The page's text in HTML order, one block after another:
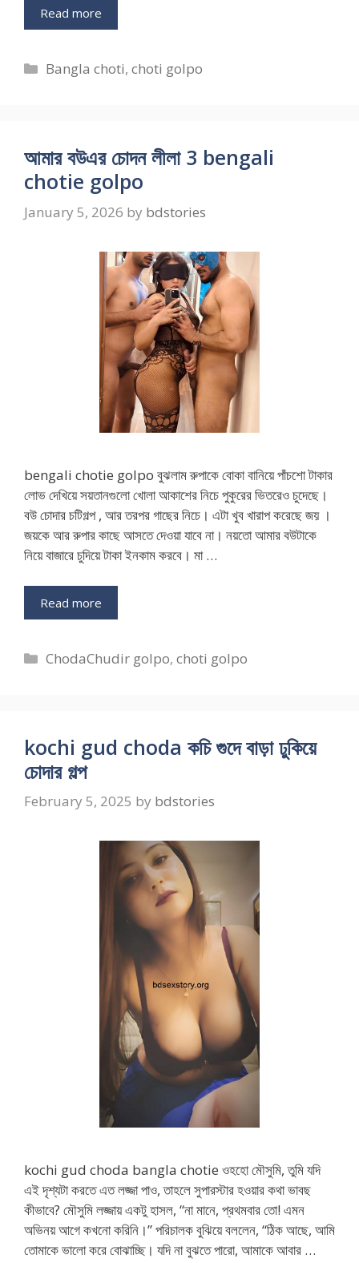
Read more
Categories
Bangla choti,choti golpo
আমার বউএর চোদন লীলা 3 bengali
chotie golpo
January 5, 2026 by bdstories
bengali chotie golpo বুঝলাম রুপাকে বোকা বানিয়ে পাঁচশো টাকার
লোভ দেখিয়ে সয়তানগুলো খোলা আকাশের নিচে পুকুরের ভিতরেও চুদেছে।
বউ চোদার চটিগল্প , আর তরপর গাছের নিচে। এটা খুব খারাপ করেছে জয় ।
জয়কে আর রুপার কাছে আসতে দেওয়া যাবে না। নয়তো আমার বউটাকে
নিয়ে বাজারে চুদিয়ে টাকা ইনকাম করবে। মা …
Read more
Categories
ChodaChudir golpo,choti golpo
kochi gud choda কচি গুদে বাড়া ঢুকিয়ে
চোদার গল্প
February 5, 2025 by bdstories
kochi gud choda bangla chotie ওহহো মৌসুমি, তুমি যদি
এই দৃশ্যটা করতে এত লজ্জা পাও, তাহলে সুপারস্টার হওয়ার কথা ভাবছ
কীভাবে? মৌসুমি লজ্জায় একটু হাসল, “না মানে, প্রথমবার তো! এমন
অভিনয় আগে কখনো করিনি।” পরিচালক বুঝিয়ে বললেন, “ঠিক আছে, আমি
তোমাকে ভালো করে বোঝাচ্ছি। যদি না বুঝতে পারো, আমাকে আবার …